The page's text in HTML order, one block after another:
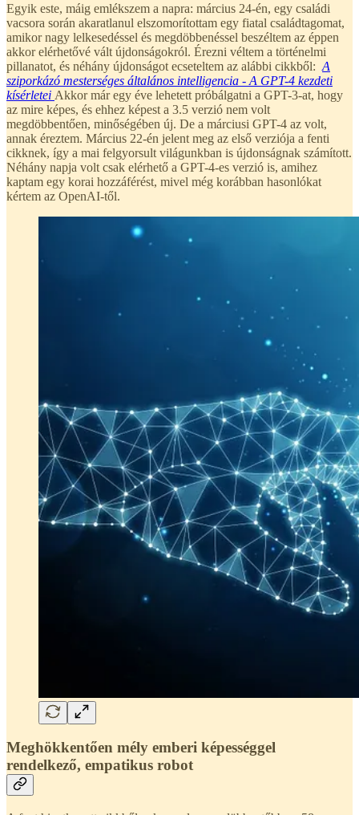
Egyik este, máig emlékszem a napra: március 24-én, egy családi
vacsora során akaratlanul elszomorítottam egy fiatal családtagomat,
amikor nagy lelkesedéssel és megdöbbenéssel beszéltem az éppen
akkor elérhetővé vált újdonságokról. Érezni véltem a történelmi
pillanatot, és néhány újdonságot ecseteltem az alábbi cikkből: A
sziporkázó mesterséges általános intelligencia - A GPT-4 kezdeti
kísérletei Akkor már egy éve lehetett próbálgatni a GPT-3-at, hogy
az mire képes, és ehhez képest a 3.5 verzió nem volt
megdöbbentően, minőségében új. De a márciusi GPT-4 az volt,
annak éreztem. Március 22-én jelent meg az első verziója a fenti
cikknek, így a mai felgyorsult világunkban is újdonságnak számított.
Néhány napja volt csak elérhető a GPT-4-es verzió is, amihez
kaptam egy korai hozzáférést, mivel még korábban hasonlókat
kértem az OpenAI-től.
Meghökkentően mély emberi képességgel
rendelkező, empatikus robot